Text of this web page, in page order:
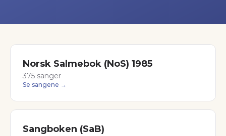
Norsk Salmebok (NoS) 1985
375 sanger
Se sangene →
Sangboken (SaB)